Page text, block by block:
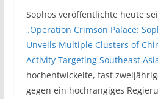
Sophos veröffentlichte heute
„Operation Crimson Palace:
Unveils Multiple Clusters of
Activity Targeting Southeast
hochentwickelte, fast
gegen ein hochrangiges